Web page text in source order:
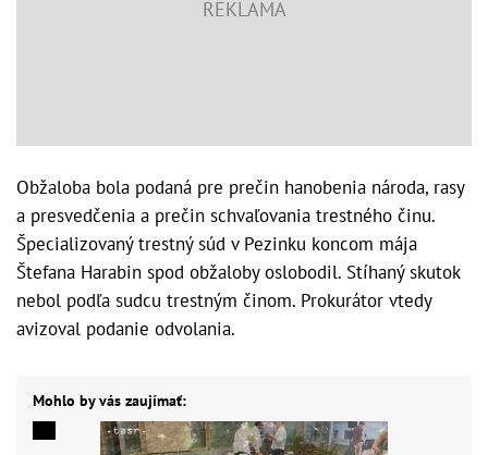
Obžaloba bola podaná pre prečin hanobenia národa, rasy
a presvedčenia a prečin schvaľovania trestného činu.
Špecializovaný trestný súd v Pezinku koncom mája
Štefana Harabin spod obžaloby oslobodil. Stíhaný skutok
nebol podľa sudcu trestným činom. Prokurátor vtedy
avizoval podanie odvolania.
Mohlo by vás zaujímať: